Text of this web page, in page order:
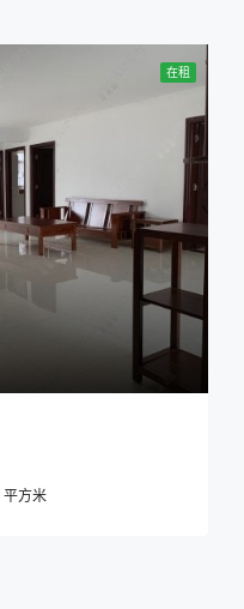
在租
平方米